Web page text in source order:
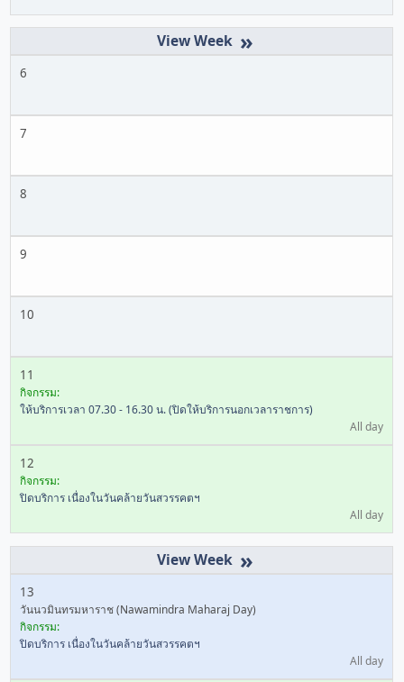
»
6
7
8
9
10
11
กิจกรรม:
ให้บริการเวลา 07.30 - 16.30 น. (ปิดให้บริการนอกเวลาราชการ)
All day
12
กิจกรรม:
ปิดบริการ เนื่องในวันคล้ายวันสวรรคตฯ
All day
»
13
วันนวมินทรมหาราช (Nawamindra Maharaj Day)
กิจกรรม:
ปิดบริการ เนื่องในวันคล้ายวันสวรรคตฯ
All day